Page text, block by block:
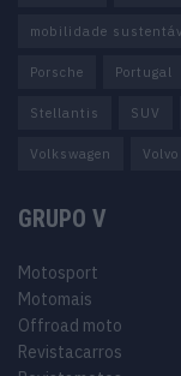
mobilidade
Porsche Portugal
Stellantis SUV
Volkswagen Volvo
GRUPO V
Motosport
Motomais
Offroad moto
Revistacarros